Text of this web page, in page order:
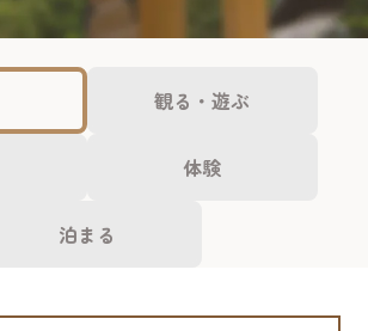
観る・遊ぶ
体験
泊まる